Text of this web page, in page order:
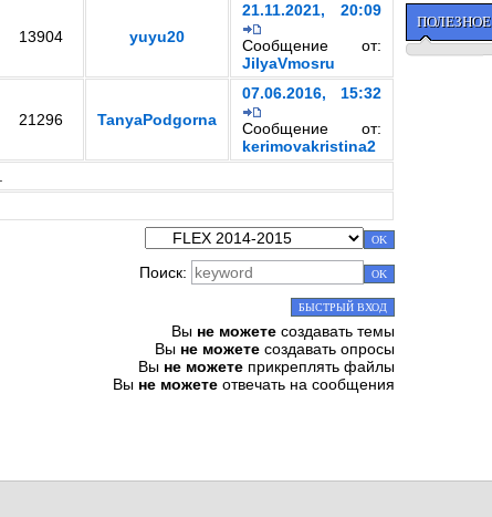
13904 yuyu20
21.11.2021, 20:09
Сообщение от:
JilyaVmosru
21296 TanyaPodgorna
07.06.2016, 15:32
Сообщение от:
kerimovakristina2
Поиск:
Вы не можете создавать темы
Вы не можете создавать опросы
Вы не можете прикреплять файлы
Вы не можете отвечать на сообщения
ПОЛЕЗНОЕ